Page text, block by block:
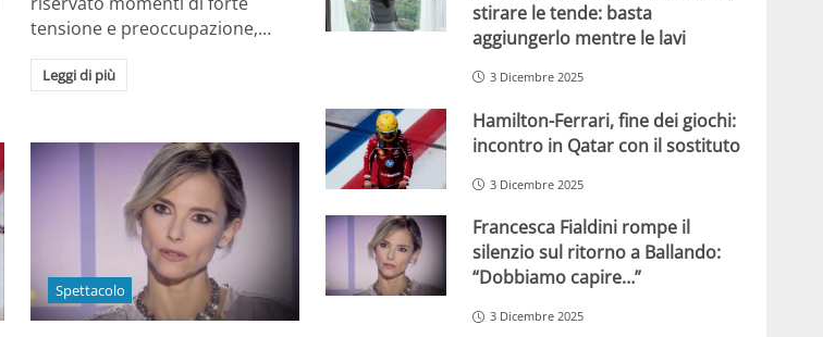
tensione e preoccupazione,…
Leggi di più
Spettacolo
stirare le tende: basta
aggiungerlo mentre le lavi
3 Dicembre 2025
Hamilton-Ferrari, fine dei giochi:
incontro in Qatar con il sostituto
3 Dicembre 2025
Francesca Fialdini rompe il
silenzio sul ritorno a Ballando:
“Dobbiamo capire…”
3 Dicembre 2025